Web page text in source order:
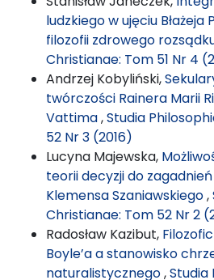
ludzkiego w ujęciu Błażeja
filozofii zdrowego
Christianae: Tom 51 Nr 4
Andrzej Kobyliński,
twórczości Rainera Marii
Vattima,Studia
52 Nr 3 (2016)
Lucyna Majewska,
teorii decyzji do
Klemensa Szaniawskiego,
Christianae: Tom 52 Nr 2
Radosław Kazibut,
Boyle’a a stanowisko
naturalistycznego,Studia